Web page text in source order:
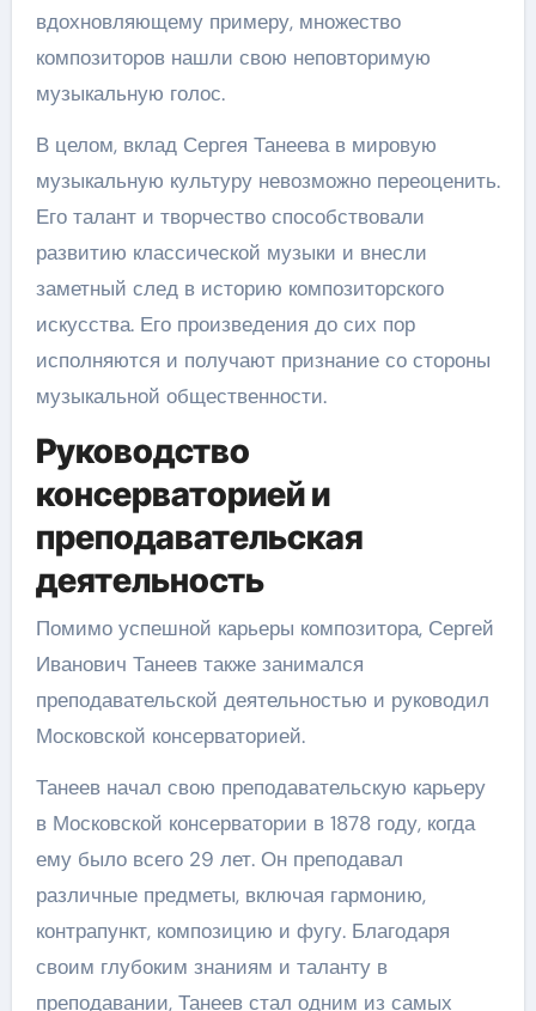
вдохновляющему примеру, множество
композиторов нашли свою неповторимую
музыкальную голос.
В целом, вклад Сергея Танеева в мировую
музыкальную культуру невозможно переоценить.
Его талант и творчество способствовали
развитию классической музыки и внесли
заметный след в историю композиторского
искусства. Его произведения до сих пор
исполняются и получают признание со стороны
музыкальной общественности.
Руководство
консерваторией и
преподавательская
деятельность
Помимо успешной карьеры композитора, Сергей
Иванович Танеев также занимался
преподавательской деятельностью и руководил
Московской консерваторией.
Танеев начал свою преподавательскую карьеру
в Московской консерватории в 1878 году, когда
ему было всего 29 лет. Он преподавал
различные предметы, включая гармонию,
контрапункт, композицию и фугу. Благодаря
своим глубоким знаниям и таланту в
преподавании, Танеев стал одним из самых